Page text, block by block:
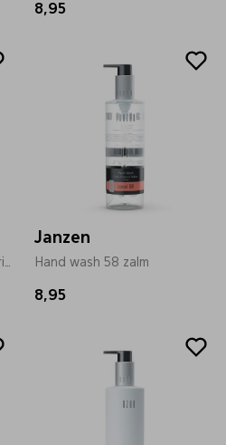
8,95
Janzen
Hand wash 58 zalm
8,95